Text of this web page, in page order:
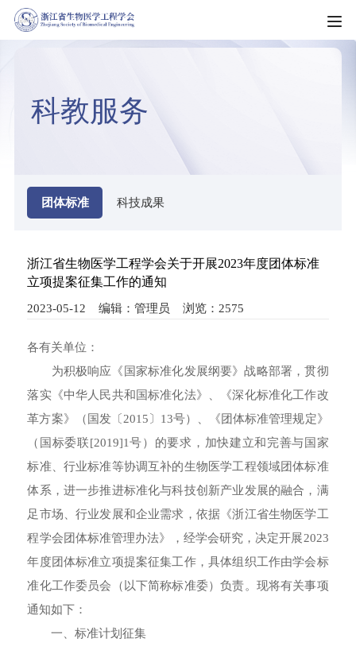
走进学会
学会章程
学会制度
理事会名单
组织架构
新闻动态
通知公告
科普园地
团体标准
入会申请
会员风采
单位会员
个人会员
法规标准
法律法规
规范文件
清廉建设
党支部架构
党员活动
理论学习
会员登录
注册
科教服务
团体标准 科技成果
浙江省生物医学工程学会关于开展2023年度团体标准
立项提案征集工作的通知
2023-05-12 编辑：管理员 浏览：2575
各有关单位：
为积极响应《国家标准化发展纲要》战略部署，贯彻
落实《中华人民共和国标准化法》、《深化标准化工作改
革方案》（国发〔2015〕13号）、《团体标准管理规定》
（国标委联[2019]1号）的要求，加快建立和完善与国家
标准、行业标准等协调互补的生物医学工程领域团体标准
体系，进一步推进标准化与科技创新产业发展的融合，满
足市场、行业发展和企业需求，依据《浙江省生物医学工
程学会团体标准管理办法》，经学会研究，决定开展2023
年度团体标准立项提案征集工作，具体组织工作由学会标
准化工作委员会（以下简称标准委）负责。现将有关事项
通知如下：
一、标准计划征集